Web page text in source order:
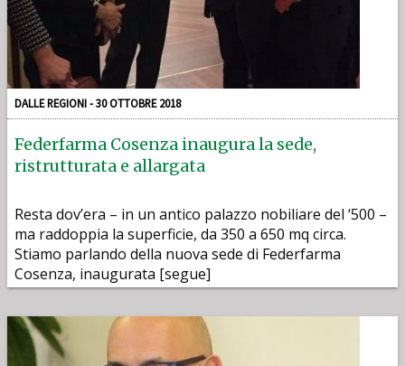
DALLE REGIONI - 30 OTTOBRE 2018
Federfarma Cosenza inaugura la sede,
ristrutturata e allargata
Resta dov’era – in un antico palazzo nobiliare del ‘500 –
ma raddoppia la superficie, da 350 a 650 mq circa.
Stiamo parlando della nuova sede di Federfarma
Cosenza, inaugurata [segue]